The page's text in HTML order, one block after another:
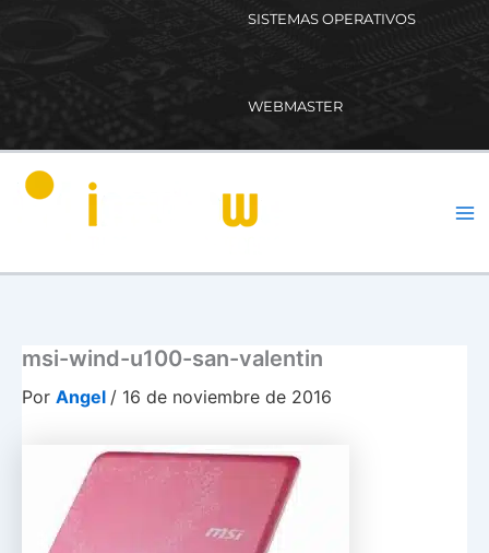
SISTEMAS OPERATIVOS
WEBMASTER
msi-wind-u100-san-valentin
Por Angel / 16 de noviembre de 2016